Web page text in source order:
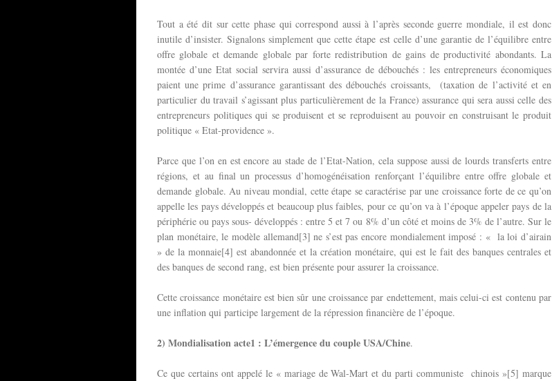
Tout a été dit sur cette phase qui correspond aussi à l’après seconde guerre mondiale, il est donc
inutile d’insister. Signalons simplement que cette étape est celle d’une garantie de l’équilibre entre
offre globale et demande globale par forte redistribution de gains de productivité abondants. La
montée d’une Etat social servira aussi d’assurance de débouchés : les entrepreneurs économiques
paient une prime d’assurance garantissant des débouchés croissants, (taxation de l’activité et en
particulier du travail s’agissant plus particulièrement de la France) assurance qui sera aussi celle des
entrepreneurs politiques qui se produisent et se reproduisent au pouvoir en construisant le produit
politique « Etat-providence ».
Parce que l’on en est encore au stade de l’Etat-Nation, cela suppose aussi de lourds transferts entre
régions, et au final un processus d’homogénéisation renforçant l’équilibre entre offre globale et
demande globale. Au niveau mondial, cette étape se caractérise par une croissance forte de ce qu’on
appelle les pays développés et beaucoup plus faibles, pour ce qu’on va à l’époque appeler pays de la
périphérie ou pays sous- développés : entre 5 et 7 ou 8% d’un côté et moins de 3% de l’autre. Sur le
plan monétaire, le modèle allemand[3] ne s’est pas encore mondialement imposé : « la loi d’airain
» de la monnaie[4] est abandonnée et la création monétaire, qui est le fait des banques centrales et
des banques de second rang, est bien présente pour assurer la croissance.
Cette croissance monétaire est bien sûr une croissance par endettement, mais celui-ci est contenu par
une inflation qui participe largement de la répression financière de l’époque.
2) Mondialisation acte1 : L’émergence du couple USA/Chine.
Ce que certains ont appelé le « mariage de Wal-Mart et du parti communiste chinois »[5] marque